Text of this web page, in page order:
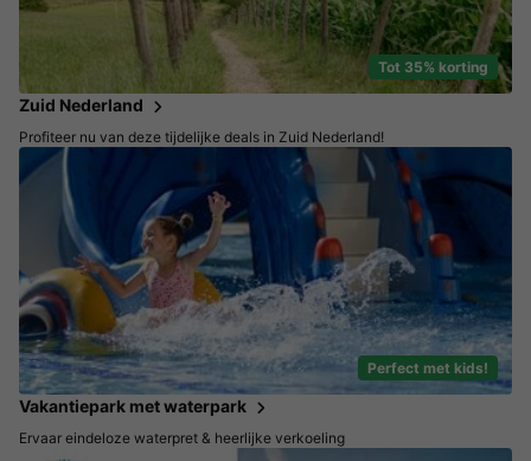
Tot 35% korting
Zuid Nederland
Profiteer nu van deze tijdelijke deals in Zuid Nederland!
Perfect met kids!
Vakantiepark met waterpark
Ervaar eindeloze waterpret & heerlijke verkoeling